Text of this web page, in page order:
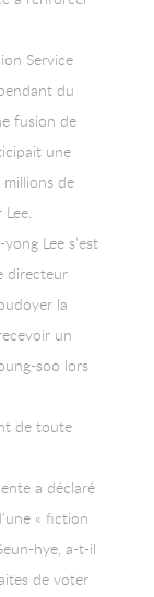
Service
du
fusion de
une
de
Lee s’est
directeur
la
un
soo lors
de toute
a déclaré
« fiction
hye, a-t-il
de voter